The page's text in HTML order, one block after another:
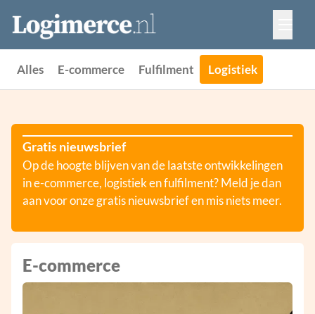
Vacatures
Events
Alles E-commerce Fulfilment Logistiek
Gratis nieuwsbrief
Op de hoogte blijven van de laatste ontwikkelingen
in e-commerce, logistiek en fulfilment? Meld je dan
aan voor onze gratis nieuwsbrief en mis niets meer.
E-commerce